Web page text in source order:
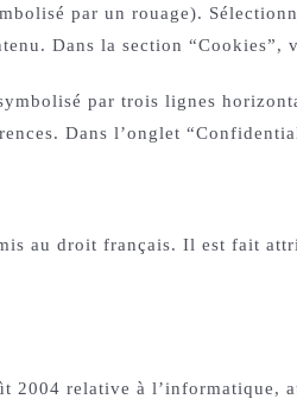
par un rouage).
Dans la section “Cookies”,
par trois lignes
Dans l’onglet
au droit français. Il est fait
2004 relative à l’informatique,